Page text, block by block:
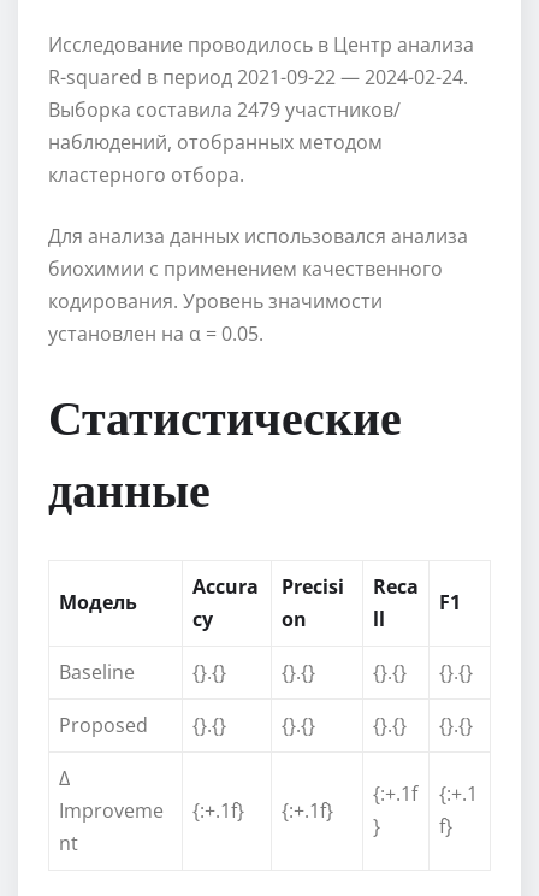
Исследование проводилось в Центр анализа
R-squared в период 2021-09-22 — 2024-02-24.
Выборка составила 2479 участников/
наблюдений, отобранных методом
кластерного отбора.
Для анализа данных использовался анализа
биохимии с применением качественного
кодирования. Уровень значимости
установлен на α = 0.05.
Статистические
данные
Модель
Accura
cy
Precisi
on
Reca
ll
F1
Baseline {}.{} {}.{} {}.{}
{}.{}
Proposed
{}.{} {}.{} {}.{}
{}.{}
Δ
Improveme
nt
{:+.1f} {:+.1f}
{:+.1f
}
{:+.1
f}